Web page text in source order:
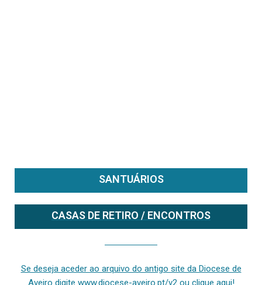
SANTUÁRIOS
CASAS DE RETIRO / ENCONTROS
Se deseja aceder ao arquivo do antigo site da Diocese de
Aveiro digite www.diocese-aveiro.pt/v2 ou clique aqui!